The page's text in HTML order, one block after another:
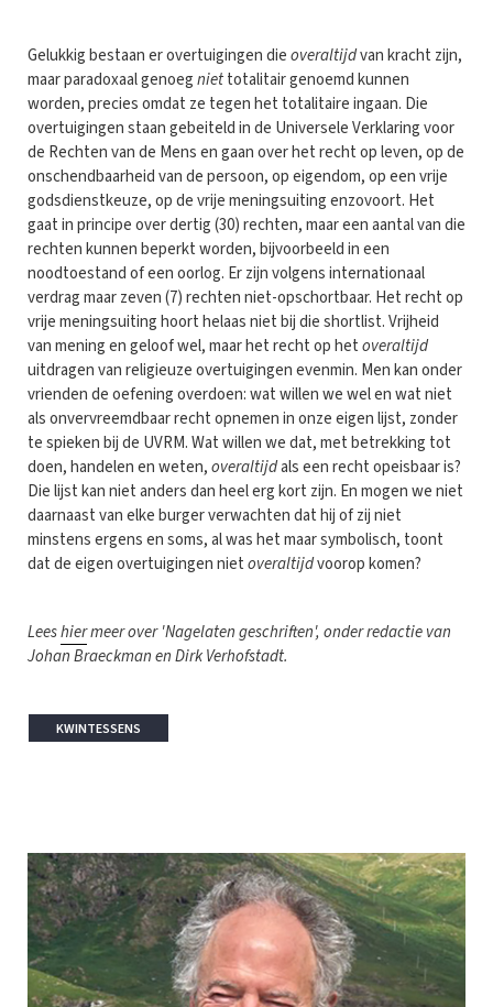
Gelukkig bestaan er overtuigingen dieoveraltijdvan kracht zijn,
maar paradoxaal genoegniettotalitair genoemd kunnen
worden, precies omdat ze tegen het totalitaire ingaan. Die
overtuigingen staan gebeiteld in de Universele Verklaring voor
de Rechten van de Mens en gaan over het recht op leven, op de
onschendbaarheid van de persoon, op eigendom, op een vrije
godsdienstkeuze, op de vrije meningsuiting enzovoort. Het
gaat in principe over dertig (30) rechten, maar een aantal van die
rechten kunnen beperkt worden, bijvoorbeeld in een
noodtoestand of een oorlog. Er zijn volgens internationaal
verdrag maar zeven (7) rechten niet-opschortbaar. Het recht op
vrije meningsuiting hoort helaas niet bij die shortlist. Vrijheid
van mening en geloof wel, maar het recht op hetoveraltijd
uitdragen van religieuze overtuigingen evenmin. Men kan onder
vrienden de oefening overdoen: wat willen we wel en wat niet
als onvervreemdbaar recht opnemen in onze eigen lijst, zonder
te spieken bij de UVRM. Wat willen we dat, met betrekking tot
doen, handelen en weten,overaltijdals een recht opeisbaar is?
Die lijst kan niet anders dan heel erg kort zijn. En mogen we niet
daarnaast van elke burger verwachten dat hij of zij niet
minstens ergens en soms, al was het maar symbolisch, toont
dat de eigen overtuigingen nietoveraltijdvoorop komen?
Leeshiermeer over 'Nagelaten geschriften', onder redactie van
Johan Braeckman en Dirk Verhofstadt.
KWINTESSENS